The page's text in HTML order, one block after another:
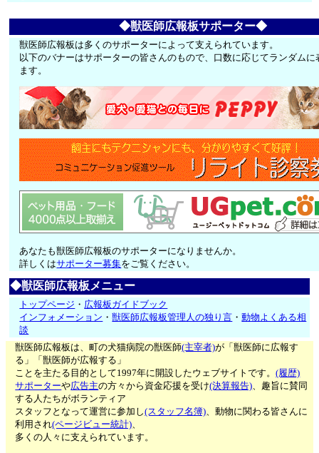
◆獣医師広報板サポーター◆
獣医師広報板は多くのサポーターによって支えられています。
以下のバナーはサポーターの皆さんのもので、口数に応じてランダムに
ます。
あなたも獣医師広報板のサポーターになりませんか。
詳しくはサポーター募集をご覧ください。
◆獣医師広報板メニュー
トップページ ・ 広報板ガイドブック
インフォメーション ・獣医師広報板管理人の独り言 ・動物よくある相
談
獣医師広報板は、町の犬猫病院の獣医師(主宰者)が「獣医師に広報す
る」「獣医師が広報する」
ことを主たる目的として1997年に開設したウェブサイトです。(履歴)
サポーターや広告主の方々から資金応援を受け(決算報告)、趣旨に賛同
する人たちがボランティア
スタッフとなって運営に参加し(スタッフ名簿)、動物に関わる皆さんに
利用され(ページビュー統計)、
多くの人々に支えられています。